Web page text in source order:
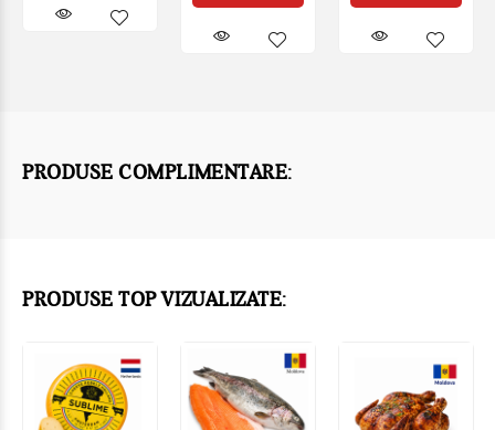
PRODUSE COMPLIMENTARE:
PRODUSE TOP VIZUALIZATE: